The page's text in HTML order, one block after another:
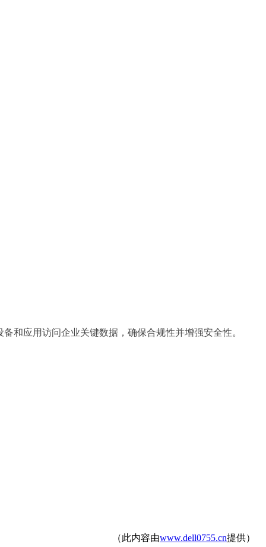
备和应用访问企业关键数据，确保合规性并增强安全性。
（此内容由www.dell0755.cn提供）